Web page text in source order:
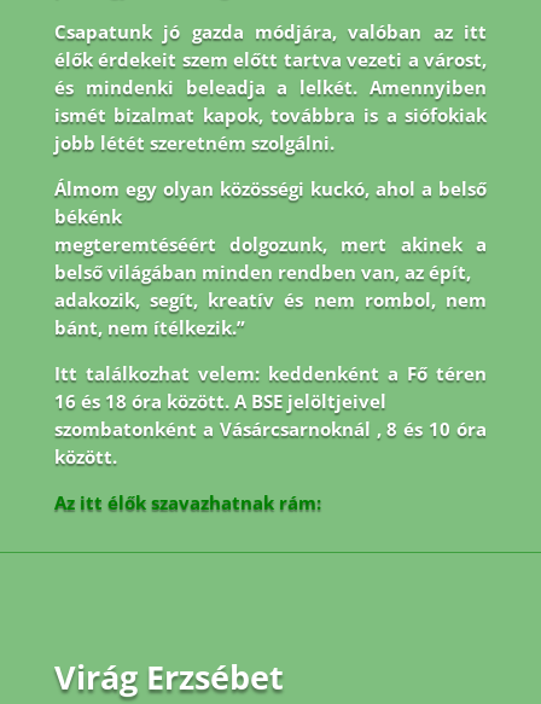
Csapatunk jó gazda módjára, valóban az itt
élők érdekeit szem előtt tartva vezeti a várost,
és mindenki beleadja a lelkét. Amennyiben
ismét bizalmat kapok, továbbra is a siófokiak
jobb létét szeretném szolgálni.
Álmom egy olyan közösségi kuckó, ahol a belső
békénk
megteremtéséért dolgozunk, mert akinek a
belső világában minden rendben van, az épít,
adakozik, segít, kreatív és nem rombol, nem
bánt, nem ítélkezik.”
Itt találkozhat velem: keddenként a Fő téren
16 és 18 óra között. A BSE jelöltjeivel
szombatonként a Vásárcsarnoknál , 8 és 10 óra
között.
Az itt élők szavazhatnak rám:
Virág Erzsébet